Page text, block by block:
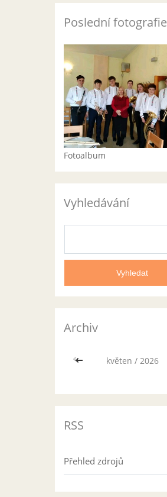
Poslední fotografie
Fotoalbum
Vyhledávání
Archiv
<< květen / 2026
RSS
Přehled zdrojů